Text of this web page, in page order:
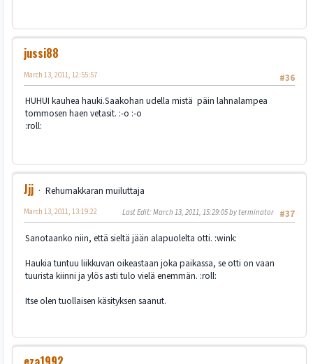
jussi88
#36
March 13, 2011, 12:55:57
HUHUI kauhea hauki.Saakohan udella mistä päin lahnalampea
tommosen haen vetasit. :-o :-o
:roll:
Jjj
Rehumakkaran muiluttaja
#37
March 13, 2011, 13:19:22 Last Edit: March 13, 2011, 15:29:05 by terminator
Sanotaanko niin, että sieltä jään alapuolelta otti. :wink:
Haukia tuntuu liikkuvan oikeastaan joka paikassa, se otti on vaan
tuurista kiinni ja ylös asti tulo vielä enemmän. :roll:
Itse olen tuollaisen käsityksen saanut.